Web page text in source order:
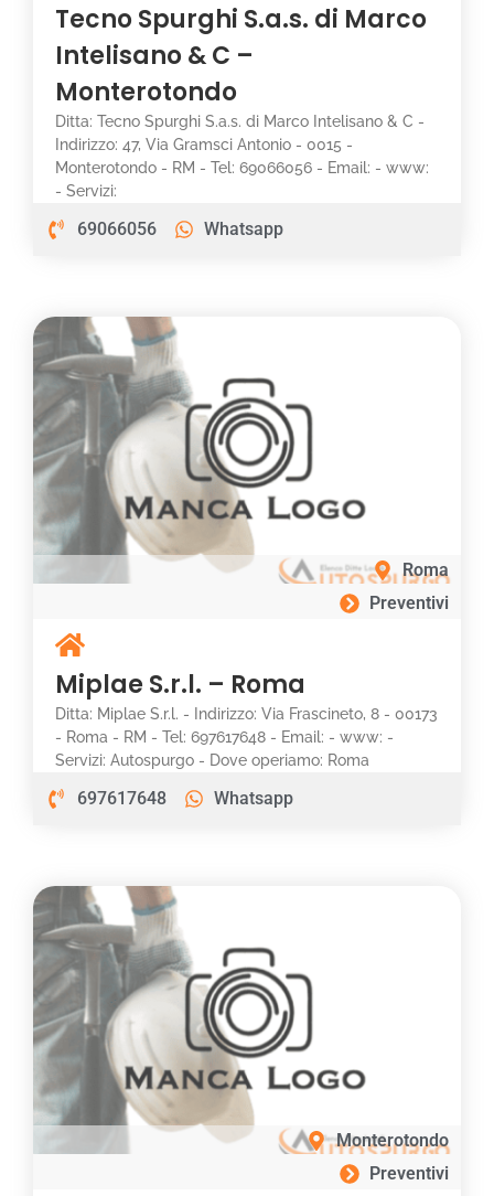
Tecno Spurghi S.a.s. di Marco
Intelisano & C –
Monterotondo
Ditta: Tecno Spurghi S.a.s. di Marco Intelisano & C -
Indirizzo: 47, Via Gramsci Antonio - 0015 -
Monterotondo - RM - Tel: 69066056 - Email: - www:
- Servizi:
69066056 Whatsapp
Roma
Preventivi
Miplae S.r.l. – Roma
Ditta: Miplae S.r.l. - Indirizzo: Via Frascineto, 8 - 00173
- Roma - RM - Tel: 697617648 - Email: - www: -
Servizi: Autospurgo - Dove operiamo: Roma
697617648 Whatsapp
Monterotondo
Preventivi